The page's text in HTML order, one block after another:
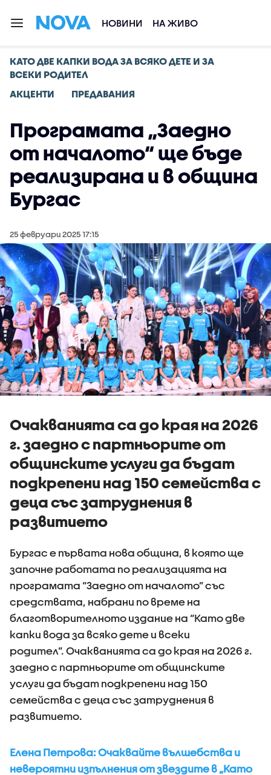
НОВИНИ НА ЖИВО
КАТО ДВЕ КАПКИ ВОДА ЗА ВСЯКО ДЕТЕ И ЗА
ВСЕКИ РОДИТЕЛ
АКЦЕНТИ
ПРЕДАВАНИЯ
Програмата „Заедно
от началото“ ще бъде
реализирана и в община
Бургас
25 февруари 2025 17:15
Очакванията са до края на 2026
г. заедно с партньорите от
общинските услуги да бъдат
подкрепени над 150 семейства с
деца със затруднения в
развитието
Бургас е първата нова община, в която ще
започне работата по реализацията на
програмата “Заедно от началото” със
средствата, набрани по време на
благотворителното издание на “Като две
капки вода за всяко дете и всеки
родител”. Очакванията са до края на 2026 г.
заедно с партньорите от общинските
услуги да бъдат подкрепени над 150
семейства с деца със затруднения в
развитието.
Елена Петрова: Очаквайте вълшебства и
невероятни изпълнения от звездите в „Като